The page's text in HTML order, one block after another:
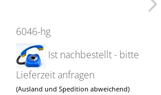
6046-hg
Ist nachbestellt - bitte
Lieferzeit anfragen
(Ausland und Spedition abweichend)